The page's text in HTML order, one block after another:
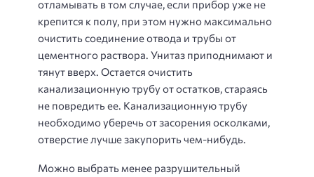
отламывать в том случае, если прибор уже не
крепится к полу, при этом нужно максимально
очистить соединение отвода и трубы от
цементного раствора. Унитаз приподнимают и
тянут вверх. Остается очистить
канализационную трубу от остатков, стараясь
не повредить ее. Канализационную трубу
необходимо уберечь от засорения осколками,
отверстие лучше закупорить чем-нибудь.
Можно выбрать менее разрушительный